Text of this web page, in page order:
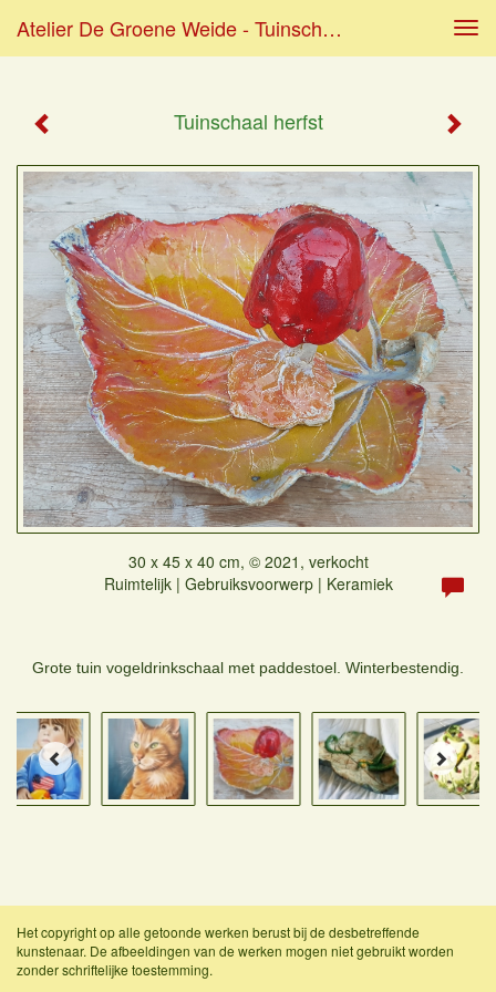
Atelier De Groene Weide - Tuinschaal Herfst
Tuinschaal herfst
30 x 45 x 40 cm, © 2021, verkocht
Ruimtelijk | Gebruiksvoorwerp | Keramiek
Grote tuin vogeldrinkschaal met paddestoel. Winterbestendig.
Het copyright op alle getoonde werken berust bij de desbetreffende
kunstenaar. De afbeeldingen van de werken mogen niet gebruikt worden
zonder schriftelijke toestemming.